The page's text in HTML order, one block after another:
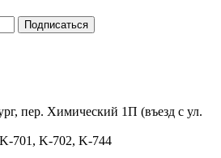
пер. Химический 1П (въезд с ул.
701, K-702, K-744